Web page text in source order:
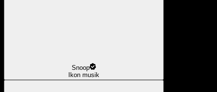
Snoop
Ikon musik